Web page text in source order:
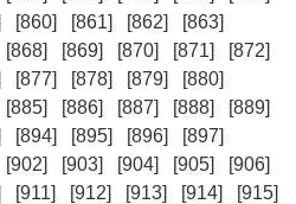
[860] [861] [862]
[863]
[868] [869] [870] [871]
[872]
[877] [878] [879]
[880]
[885] [886] [887] [888]
[889]
[894] [895] [896]
[897]
[902] [903] [904] [905]
[906]
[911] [912] [913] [914] [915]